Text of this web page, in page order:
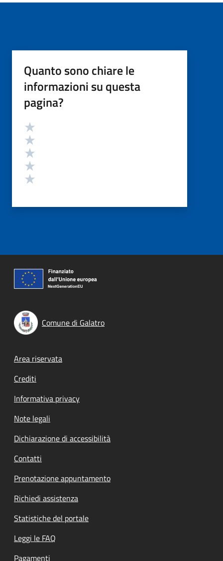
Quanto sono chiare le
informazioni su questa
pagina?
Valutazione
Comune di Galatro
Footer menu
Area riservata
Crediti
Informativa privacy
Note legali
Dichiarazione di accessibilità
Contatti
Prenotazione appuntamento
Richiedi assistenza
Statistiche del portale
Leggi le FAQ
Pagamenti